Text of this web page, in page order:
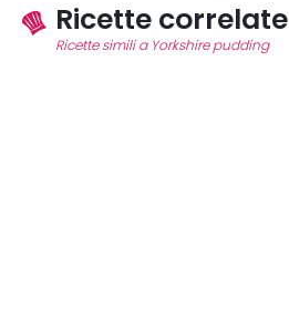
Ricette correlate
Ricette simili a Yorkshire pudding